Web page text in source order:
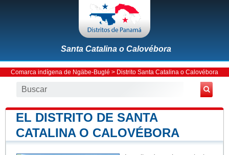
Santa Catalina o Calovébora
Comarca indígena de Ngäbe-Buglé > Distrito Santa Catalina o Calovébora
EL DISTRITO DE SANTA
CATALINA O CALOVÉBORA